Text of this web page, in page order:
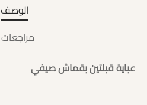
الوصف
مراجعات
عباية قبلتين بقماش صيفي